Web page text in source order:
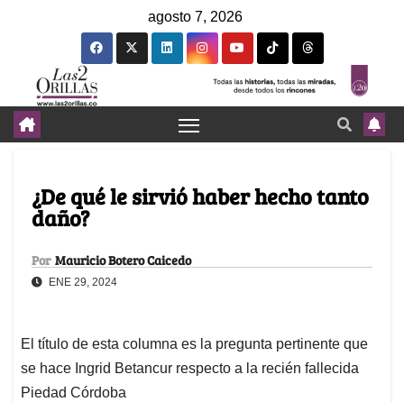
agosto 7, 2026
¿De qué le sirvió haber hecho tanto
daño?
Por Mauricio Botero Caicedo
ENE 29, 2024
El título de esta columna es la pregunta pertinente que
se hace Ingrid Betancur respecto a la recién fallecida
Piedad Córdoba